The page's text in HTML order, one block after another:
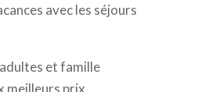
avec les séjours
et famille
meilleurs prix,